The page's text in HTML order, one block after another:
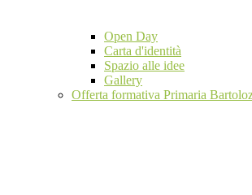
Open Day
Carta d'identità
Spazio alle idee
Gallery
Offerta formativa Primaria